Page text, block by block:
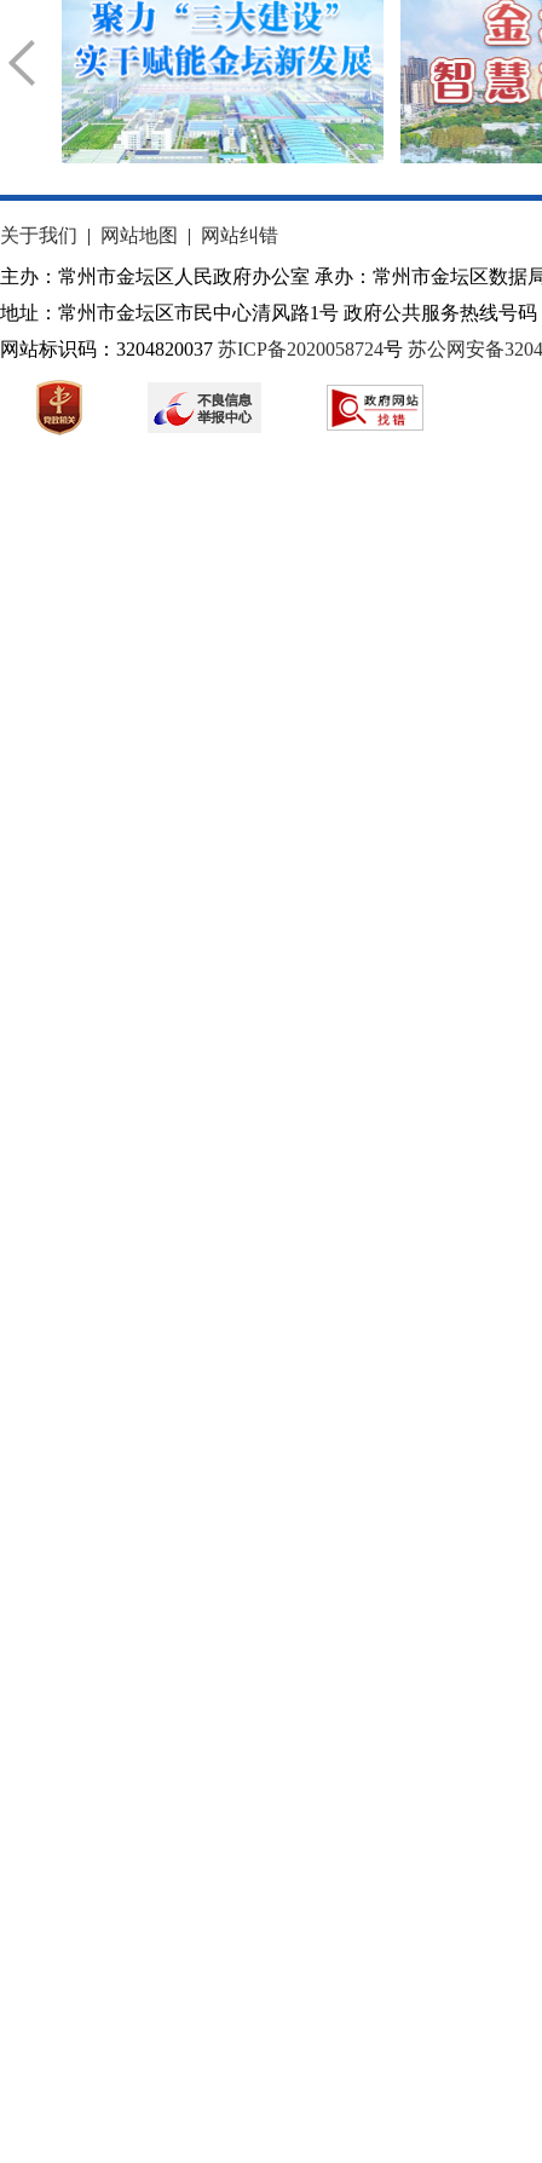
关于我们 | 网站地图 |
网站纠错
主办：常州市金坛区人民政府办公室 承办：常州市金坛区数据
地址：常州市金坛区市民中心清风路1号 政府公共服务热线号码
网站标识码：3204820037 苏ICP备2020058724号 苏公网安备